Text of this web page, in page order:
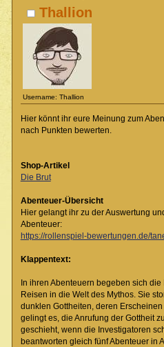
Thallion
Username: Thallion
Hier könnt ihr eure Meinung zum
nach Punkten bewerten.
Shop-Artikel
Die Brut
Abenteuer-Übersicht
Hier gelangt ihr zu der Auswertung
Abenteuer:
https://rollenspiel-bewertungen.de/
Klappentext:
In ihren Abenteuern begeben sich
Reisen in die Welt des Mythos. Sie
dunklen Gottheiten, deren
gelingt es, die Anrufung der Gottheit
geschieht, wenn die Investigatoren
beantworten gleich fünf Abenteuer in